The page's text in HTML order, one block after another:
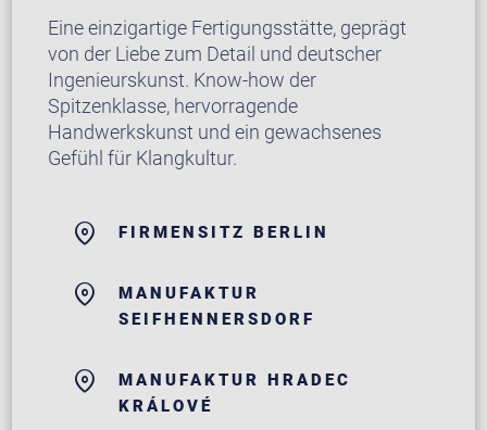
Eine einzigartige Fertigungsstätte, geprägt
von der Liebe zum Detail und deutscher
Ingenieurskunst. Know-how der
Spitzenklasse, hervorragende
Handwerkskunst und ein gewachsenes
Gefühl für Klangkultur.
FIRMENSITZ BERLIN
MANUFAKTUR
SEIFHENNERSDORF
MANUFAKTUR HRADEC
KRÁLOVÉ